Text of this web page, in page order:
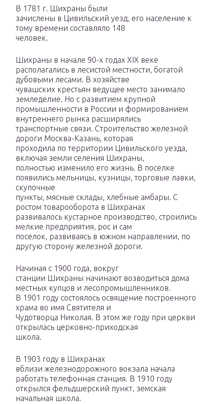
В 1781 г. Шихраны были
зачислены в Цивильский уезд, его население к
тому времени составляло 148
человек.
Шихраны в начале 90-х годах XIX веке
располагались в лесистой местности, богатой
дубовыми лесами. В хозяйстве
чувашских крестьян ведущее место занимало
земледелие. Но с развитием крупной
промышленности в России и формированием
внутреннего рынка расширялись
транспортные связи. Строительство железной
дороги Москва-Казань, которая
проходила по территории Цивильского уезда,
включая земли селения Шихраны,
полностью изменило его жизнь. В поселке
появились мельницы, кузницы, торговые лавки,
скупочные
пункты, мясные склады, хлебные амбары. С
ростом товарооборота в Шихранах
развивалось кустарное производство, строились
мелкие предприятия, рос и сам
поселок, развиваясь в южном направлении, по
другую сторону железной дороги.
Начиная с 1900 года, вокруг
станции Шихраны начинают возводиться дома
местных купцов и лесопромышленников.
В 1901 году состоялось освящение построенного
храма во имя Святителя и
Чудотворца Николая. В этом же году при церкви
открылась церковно-приходская
школа.
В 1903 году в Шихранах
вблизи железнодорожного вокзала начала
работать телефонная станция. В 1910 году
открылся фельдшерский пункт, земская
начальная школа.